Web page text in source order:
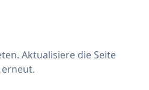
Aktualisiere die Seite